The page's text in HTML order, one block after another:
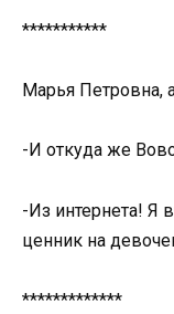
***********
Марья Петровна,
-И откуда же
-Из интернета! Я
ценник на
*************